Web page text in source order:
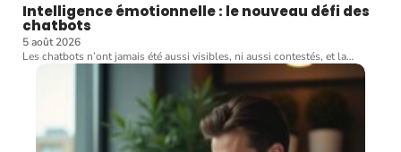
Intelligence émotionnelle : le nouveau défi des
chatbots
5 août 2026
Les chatbots n’ont jamais été aussi visibles, ni aussi contestés, et la…